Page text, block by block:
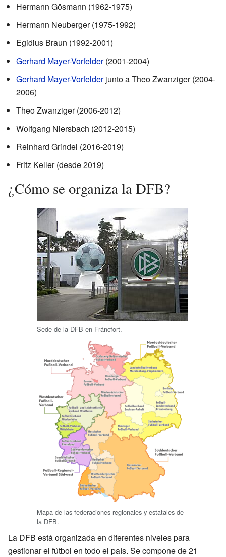
Hermann Gösmann (1962-1975)
Hermann Neuberger (1975-1992)
Egidius Braun (1992-2001)
Gerhard Mayer-Vorfelder(2001-2004)
Gerhard Mayer-Vorfelderjunto a Theo Zwanziger (2004-
2006)
Theo Zwanziger (2006-2012)
Wolfgang Niersbach (2012-2015)
Reinhard Grindel (2016-2019)
Fritz Keller (desde 2019)
¿Cómo se organiza la DFB?
Sede de la DFB en Fráncfort.
Mapa de las federaciones regionales y estatales de
la DFB.
La DFB está organizada en diferentes niveles para
gestionar el fútbol en todo el país. Se compone de 21